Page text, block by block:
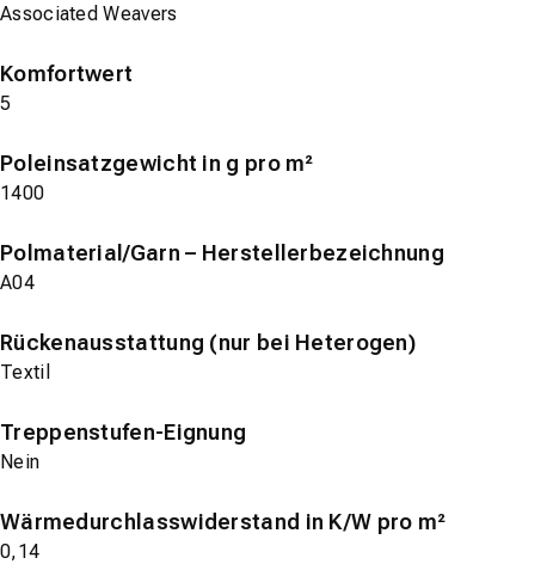
Associated Weavers
Komfortwert
5
Poleinsatzgewicht in g pro m²
1400
Polmaterial/Garn – Herstellerbezeichnung
A04
Rückenausstattung (nur bei Heterogen)
Textil
Treppenstufen-Eignung
Nein
Wärmedurchlasswiderstand in K/W pro m²
0,14